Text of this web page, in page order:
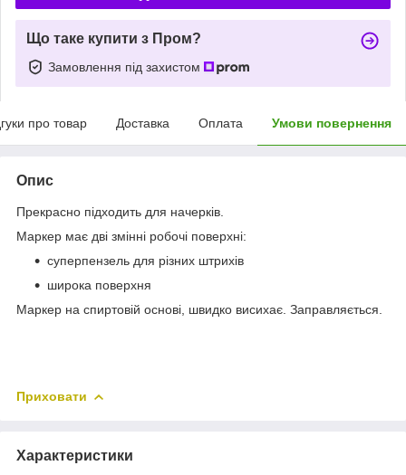
Що таке купити з Пром?
Замовлення під захистом
про товар Доставка Оплата Умови повернення
Опис
Прекрасно підходить для начерків.
Маркер має дві змінні робочі поверхні:
суперпензель для різних штрихів
широка поверхня
Маркер на спиртовій основі, швидко висихає. Заправляється.
Приховати
Характеристики